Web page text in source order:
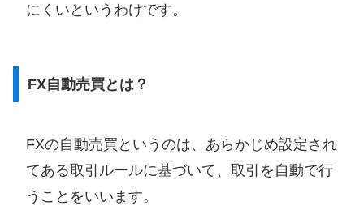
にくいというわけです。
FX自動売買とは？
FXの自動売買というのは、あらかじめ設定され
てある取引ルールに基づいて、取引を自動で行
うことをいいます。